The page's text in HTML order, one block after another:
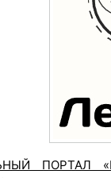
ПОРТАЛ